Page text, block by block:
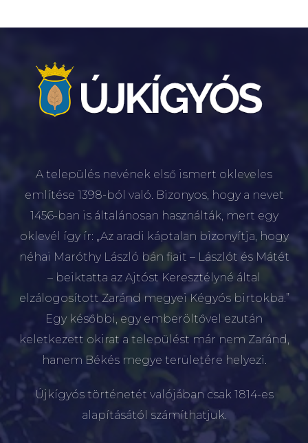
A település nevének első ismert okleveles
említése 1398-ból való. Bizonyos, hogy a nevet
1456-ban is általánosan használták, mert egy
oklevél így ír: „Az aradi káptalan bizonyítja, hogy
néhai Maróthy László bán fiait – Lászlót és Mátét
– beiktatta az Ajtóst Keresztélyné által
elzálogosított Zaránd megyei Kégyós birtokba.”
Egy későbbi, egy emberöltővel ezután
keletkezett okirat a települést már nem Zaránd,
hanem Békés megye területére helyezi.
Újkígyós történetét valójában csak 1814-es
alapításától számíthatjuk.